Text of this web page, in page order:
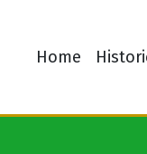
Home